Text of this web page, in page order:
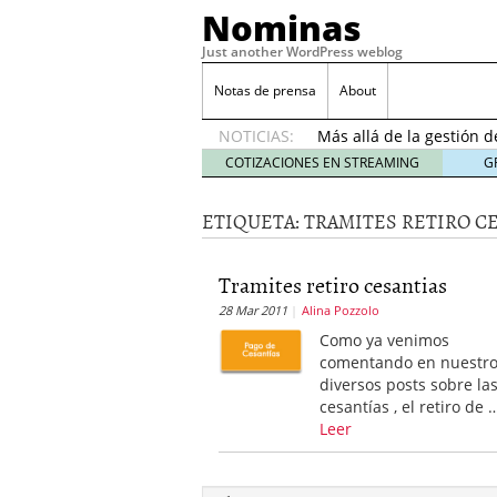
Nominas
Just another WordPress weblog
Notas de prensa About
NOTICIAS:
Desempleo Colombia
Más allá de la gestión
Una digitalización
en el sector financiero
22, 2021
Consejos para el
Más allá de la gestión
COTIZACIONES EN STREAMING
ETIQUETA:TRAMITES RETIRO
Tramites retiro cesantias
28 Mar 2011 Alina Pozzolo
Como ya venimos
comentando en
diversos posts sobre las
cesantías , el retiro de
Leer